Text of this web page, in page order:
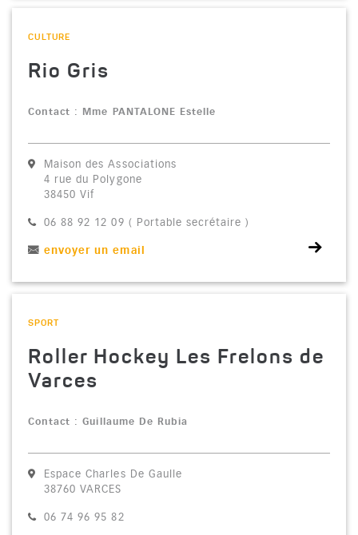
CATÉGORIE : "
CULTURE
Rio Gris
Contact : Mme PANTALONE Estelle
Maison des Associations
4 rue du Polygone
38450 Vif
Téléphone :
06 88 92 12 09 ( Portable secrétaire )
envoyer un email
CATÉGORIE : "
SPORT
Roller Hockey Les Frelons de
Varces
Contact : Guillaume De Rubia
Espace Charles De Gaulle
38760 VARCES
Téléphone :
06 74 96 95 82